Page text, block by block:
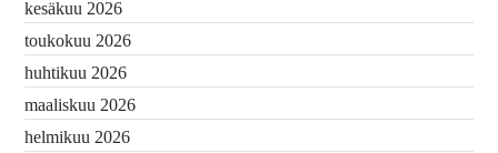
kesäkuu 2026
toukokuu 2026
huhtikuu 2026
maaliskuu 2026
helmikuu 2026